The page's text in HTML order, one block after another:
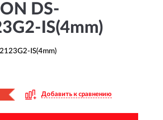
DS-
IS(4mm)
IS(4mm)
Добавить к сравнению